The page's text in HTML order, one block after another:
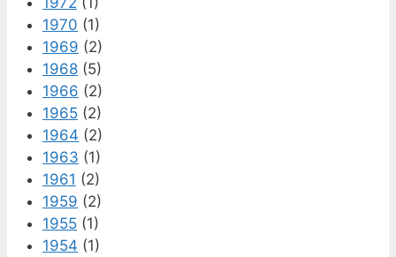
1970 (1)
1969 (2)
1968 (5)
1966 (2)
1965 (2)
1964 (2)
1963 (1)
1961 (2)
1959 (2)
1955 (1)
1954 (1)